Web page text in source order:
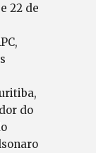
22 de
do